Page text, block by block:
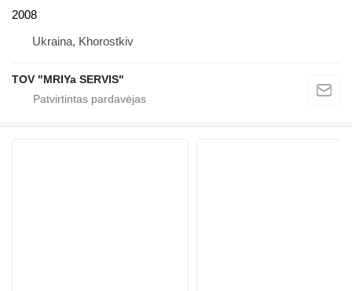
2008
Ukraina, Khorostkiv
TOV "MRIYa SERVIS"